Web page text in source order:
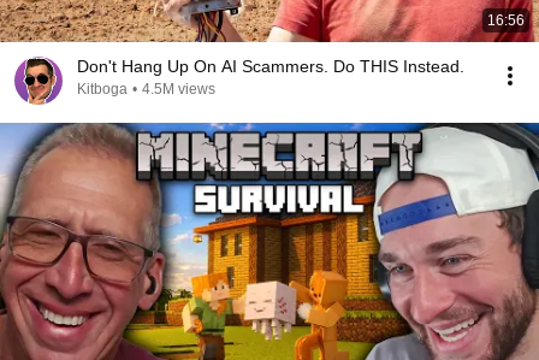
16:56
Don't Hang Up On AI Scammers. Do THIS Instead.
Kitboga • 4.5M views